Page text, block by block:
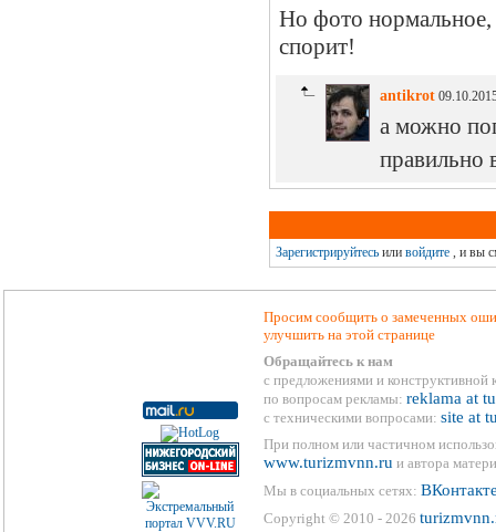
Но фото нормальное,
спорит!
antikrot
а можно
правильно
Зарегистрируйтесьили войдите, и вы
Просим сообщить о замеченных
улучшить на этой странице
Обращайтесь к нам
с предложениями и конструктивной
по вопросам рекламы: reklama at
с техническими вопросами: site at
При полном или частичном
www.turizmvnn.ru и автора
Мы в социальных сетях:
Copyright © 2010 - 2026